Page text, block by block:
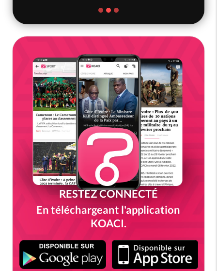
RESTEZ CONNECTÉ
En téléchargeant l'application
KOACI.